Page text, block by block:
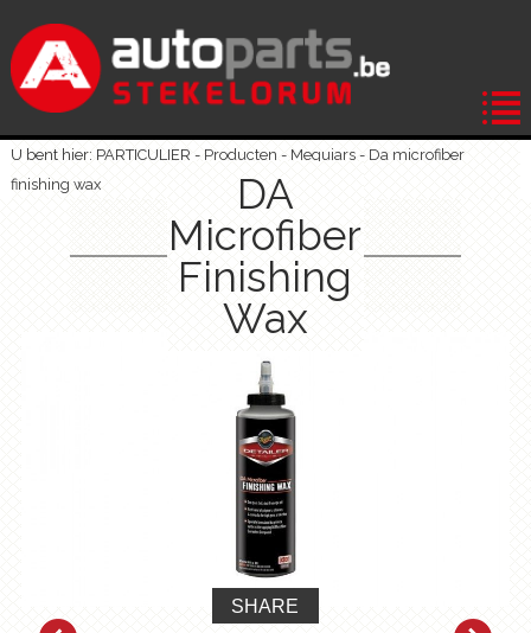
U bent hier: PARTICULIER - Producten - Meguiars- Da microfiber
finishing wax
DA
Microfiber
Finishing
Wax
SHARE